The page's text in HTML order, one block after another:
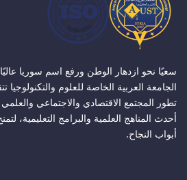
سعيًا نحو ازدهار الوطن ورفع اسم سوريا
الجامعة العربية الخاصة للعلوم
تطور المجتمع الاقتصادي والاجتماعي
أحدث المناهج العلمية والبرامج التعليمية،
أبواب النجاح.